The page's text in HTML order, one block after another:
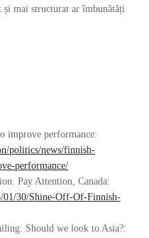
și mai structurat ar îmbunătăți
improve performance:
politics/news/finnish-
performance/
Pay Attention, Canada:
01/30/Shine-Off-Of-Finnish-
Should we look to Asia?: